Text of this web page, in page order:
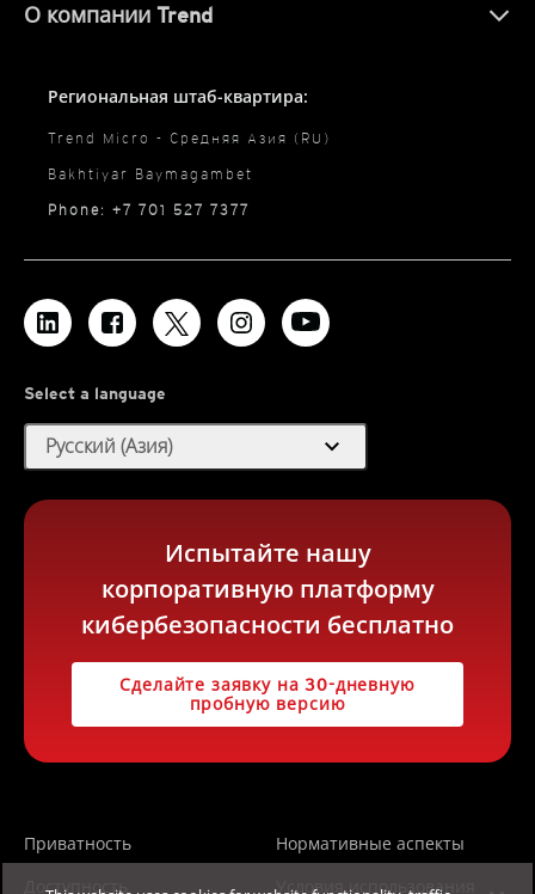
О компании Trend
Региональная штаб-квартира:
Trend Micro - Средняя Азия (RU)
Bakhtiyar Baymagambet
Phone: +7 701 527 7377
Select a language
Русский (Азия) expand_more
Испытайте нашу
корпоративную платформу
кибербезопасности бесплатно
Сделайте заявку на 30-дневную
пробную версию
Приватность
Нормативные аспекты
Доступность
Условия использования